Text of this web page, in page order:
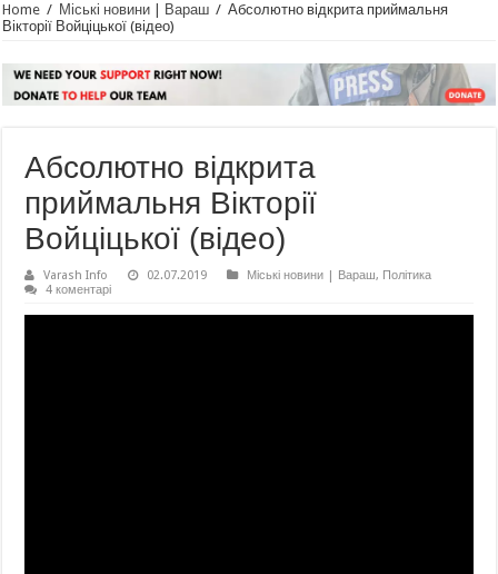
Home / Міські новини | Вараш / Абсолютно відкрита приймальня
Вікторії Войціцької (відео)
Абсолютно відкрита
приймальня Вікторії
Войціцької (відео)
Varash Info 02.07.2019 Міські новини | Вараш, Політика
4 коментарі